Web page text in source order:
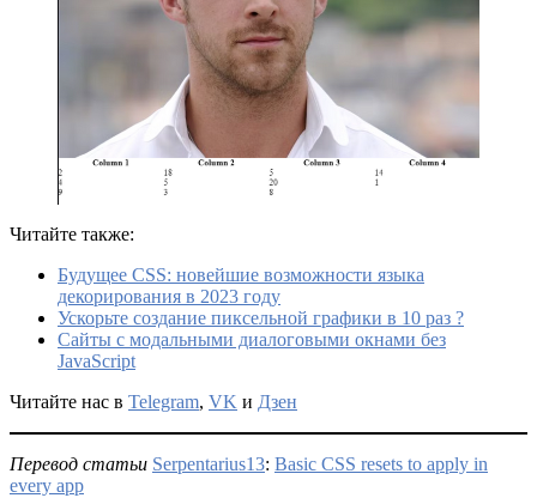
Читайте также:
Будущее CSS: новейшие возможности языка
декорирования в 2023 году
Ускорьте создание пиксельной графики в 10 раз ?
Сайты с модальными диалоговыми окнами без
JavaScript
Читайте нас в Telegram, VK и Дзен
Перевод статьи Serpentarius13: Basic CSS resets to apply in
every app